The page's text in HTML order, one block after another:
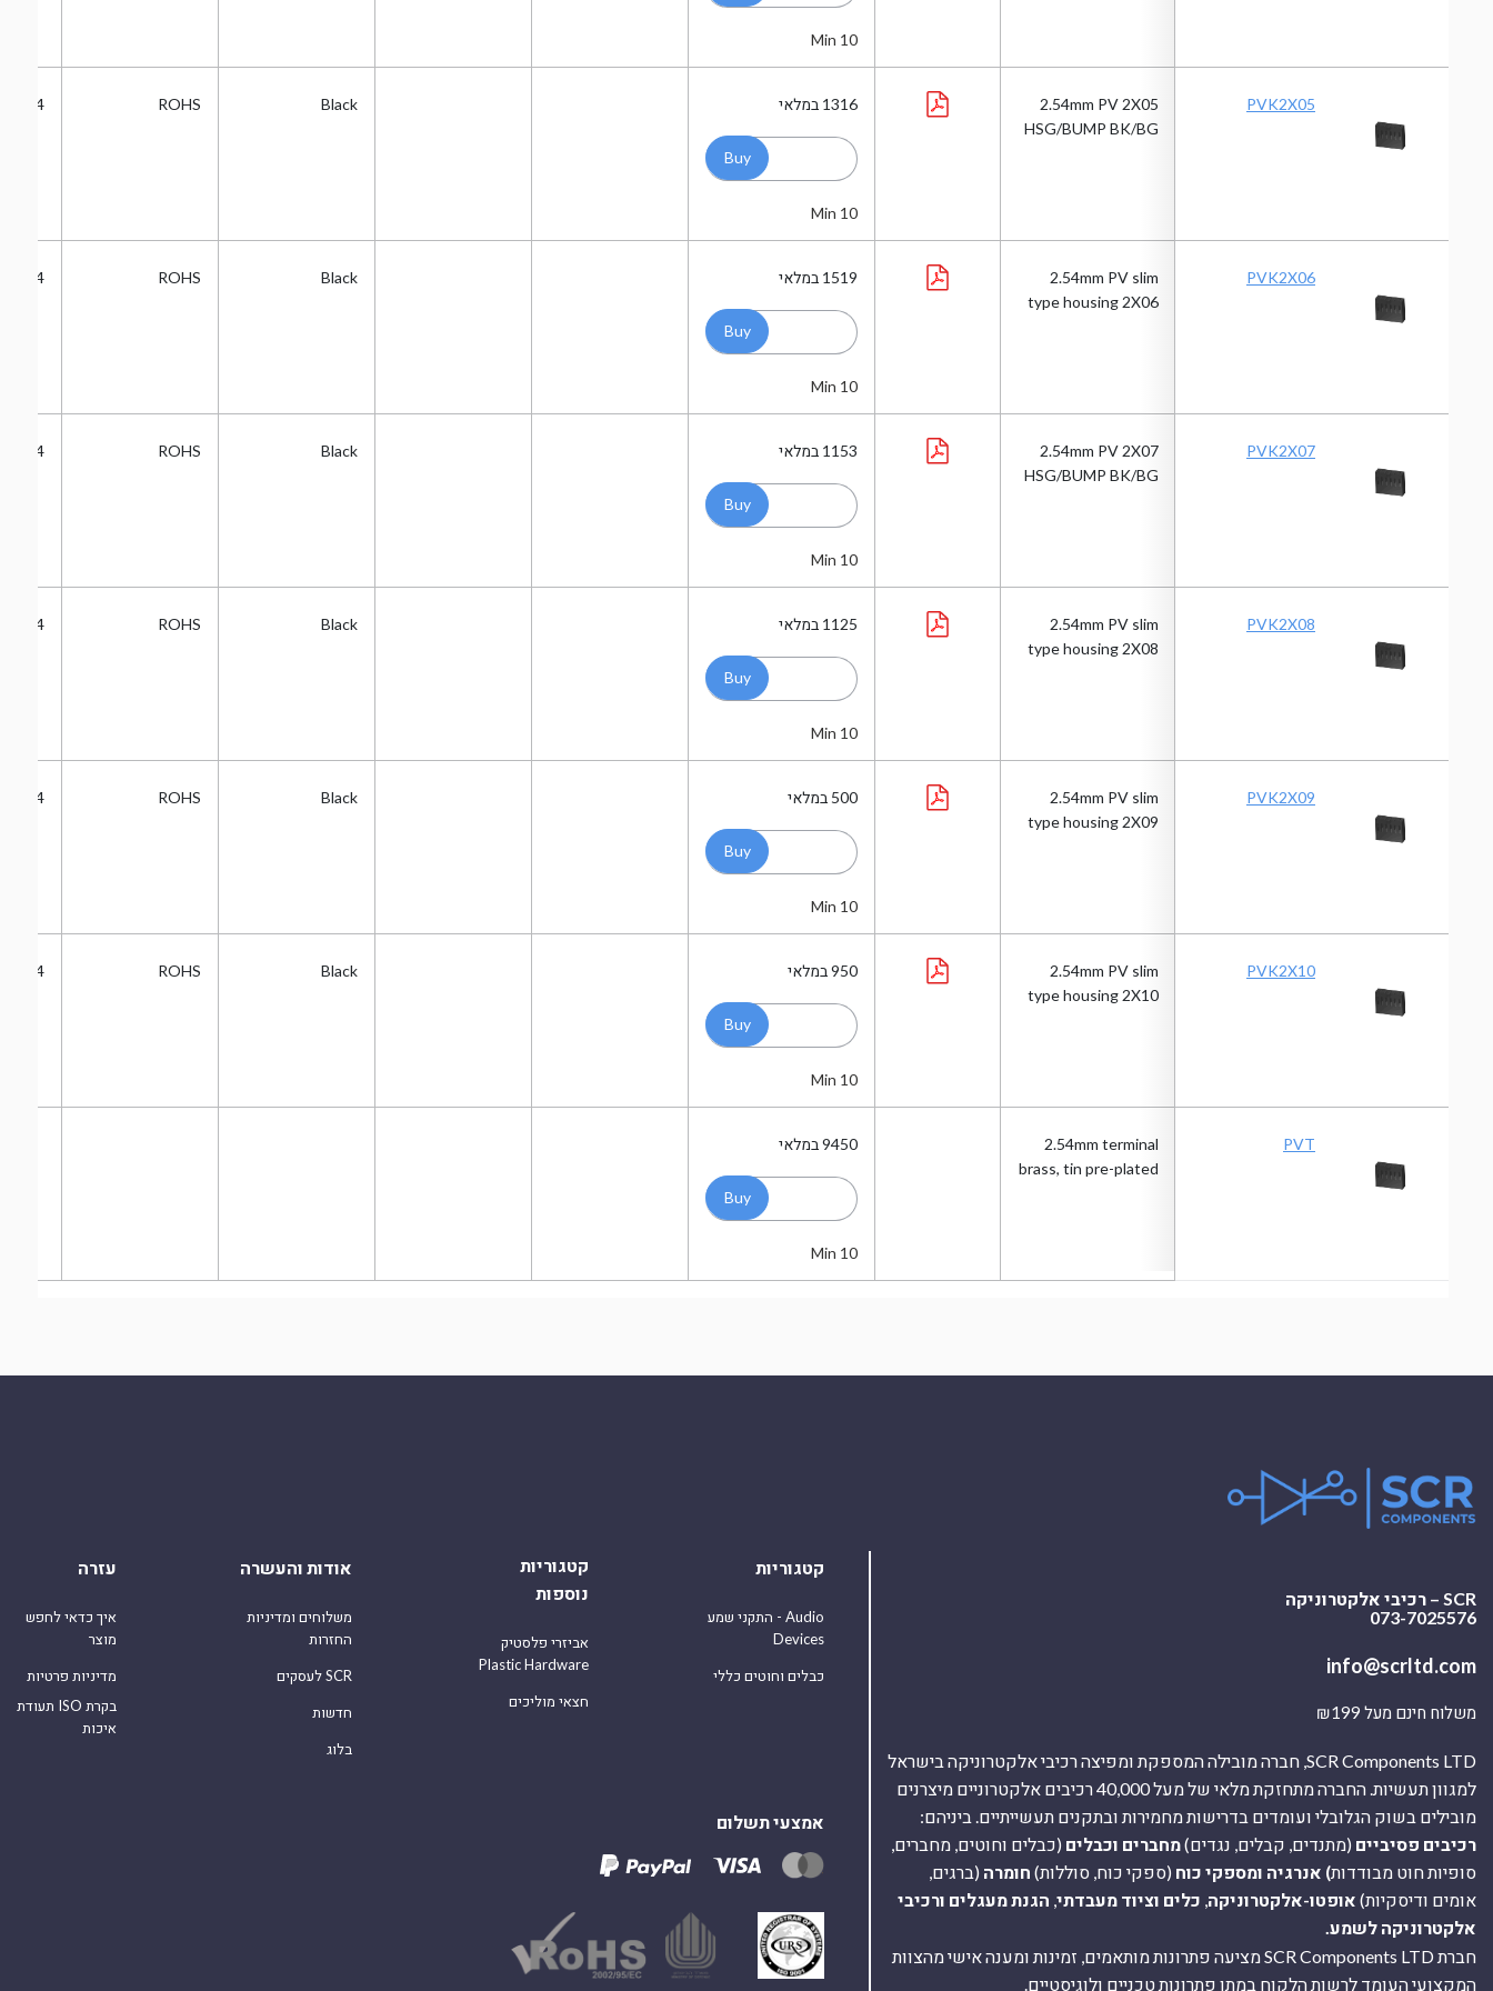
Min 10
PVK2X05
2.54mm PV 2X05
HSG/BUMP BK/BG
1316 במלאי
Min 10
Black
ROHS
2.54
PVK2X06
2.54mm PV slim
type housing 2X06
1519 במלאי
Min 10
Black
ROHS
2.54
PVK2X07
2.54mm PV 2X07
HSG/BUMP BK/BG
1153 במלאי
Min 10
Black
ROHS
2.54
PVK2X08
2.54mm PV slim
type housing 2X08
1125 במלאי
Min 10
Black
ROHS
2.54
PVK2X09
2.54mm PV slim
type housing 2X09
500 במלאי
Min 10
Black
ROHS
2.54
PVK2X10
2.54mm PV slim
type housing 2X10
950 במלאי
Min 10
Black
ROHS
2.54
PVT
2.54mm terminal
brass, tin pre-plated
9450 במלאי
Min 10
SCR – רכיבי אלקטרוניקה
073-7025576
info@scrltd.com
משלוח חינם מעל ₪199
SCR Components LTD, חברה מובילה המספקת ומפיצה רכיבי אלקטרוניקה בישראל
למגוון תעשיות. החברה מתחזקת מלאי של מעל 40,000 רכיבים אלקטרוניים מיצרנים
מובילים בשוק הגלובלי ועומדים בדרישות מחמירות ובתקנים תעשייתיים. ביניהם:
רכיבים פסיביים (מתנדים, קבלים, נגדים)מחברים וכבלים (כבלים וחוטים, מחברים,
סופיות חוט מבודדות) אנרגיה ומספקי כוח (ספקי כוח, סוללות) חומרה (ברגים,
אומים ודיסקיות) אופטו-אלקטרוניקה, כלים וציוד מעבדתי, הגנת מעגלים ורכיבי
אלקטרוניקה לשמע.
חברת SCR Components LTD מציעה פתרונות מותאמים, זמינות ומענה אישי מהצוות
המקצועי העומד לרשות הלקוח במתן פתרונות טכניים ולוגיסטיים.
קטגוריות
התקני שמע - Audio
Devices
כבלים וחוטים כללי
קטגוריות
נוספות
אביזרי פלסטיק
Plastic Hardware
חצאי מוליכים
אודות והעשרה
משלוחים ומדיניות
החזרות
לעסקים SCR
חדשות
בלוג
עזרה
איך כדאי לחפש
מוצר
מדיניות פרטיות
תעודת ISO בקרת
איכות
אמצעי תשלום